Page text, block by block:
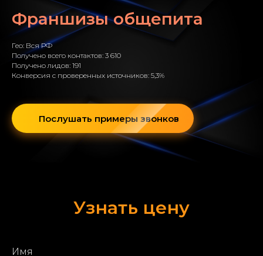
Франшизы общепита
Гео: Вся РФ
Получено всего контактов: 3 610
Получено лидов: 191
Конверсия с проверенных источников: 5,3%
Послушать примеры звонков
Узнать цену
Имя